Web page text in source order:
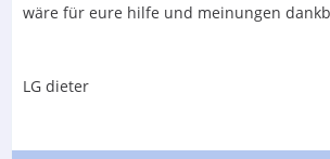
wäre für eure hilfe und meinungen
LG dieter